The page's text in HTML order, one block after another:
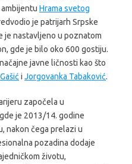
Hrama svetog
je patrijarh Srpske
je nastavljeno u poznatom
gde je bilo oko 600 gostiju.
javne ličnosti kao što
i Jorgovanka Tabaković.
započela u
je 2013/14. godine
nakon čega prelazi u
pozadina dodaje
životu,